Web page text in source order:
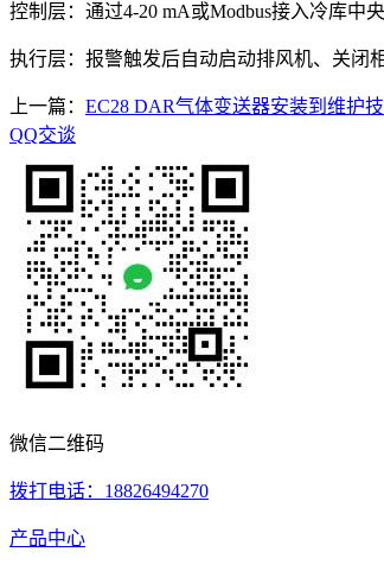
控制层：通过4-20 mA或Modbus接入冷库中
执行层：报警触发后自动启动排风机、关闭
上一篇： EC28 DAR气体变送器安装到维护
QQ交谈
微信二维码
拨打电话：18826494270
产品中心